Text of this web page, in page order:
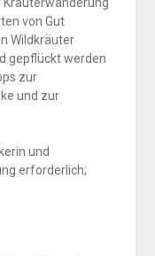
von Gut
Wildkräuter
gepflückt werden
zur
und zur
und
erforderlich;